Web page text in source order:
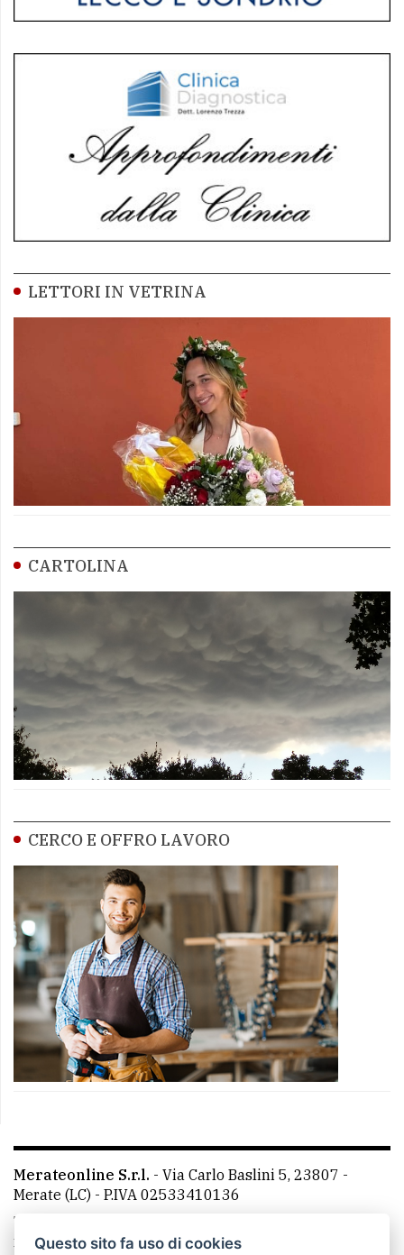
LETTORI IN VETRINA
CARTOLINA
CERCO E OFFRO LAVORO
Merateonline S.r.l. - Via Carlo Baslini 5, 23807 -
Merate (LC) - P.IVA 02533410136
Telefono:
mail: redazione@merateonline.it
Questo sito fa uso di cookies